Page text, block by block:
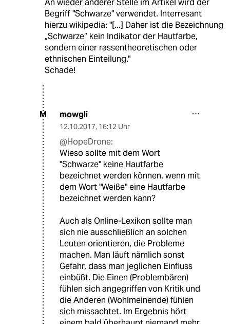
An wieder anderer Stelle im Artikel wird der
Begriff "Schwarze" verwendet. Interresant
hierzu wikipedia: "[...] Daher ist die Bezeichnung
„Schwarze“ kein Indikator der Hautfarbe,
sondern einer rassentheoretischen oder
ethnischen Einteilung."
Schade!
M mowgli
12.10.2017, 16:12 Uhr
@HopeDrone:
Wieso sollte mit dem Wort
"Schwarze" keine Hautfarbe
bezeichnet werden können, wenn mit
dem Wort "Weiße" eine Hautfarbe
bezeichnet werden kann?
Auch als Online-Lexikon sollte man
sich nie ausschließlich an solchen
Leuten orientieren, die Probleme
machen. Man läuft nämlich sonst
Gefahr, dass man jeglichen Einfluss
einbüßt. Die Einen (Problembären)
fühlen sich angegriffen von Kritik und
die Anderen (Wohlmeinende) fühlen
sich missachtet. Im Ergebnis hört